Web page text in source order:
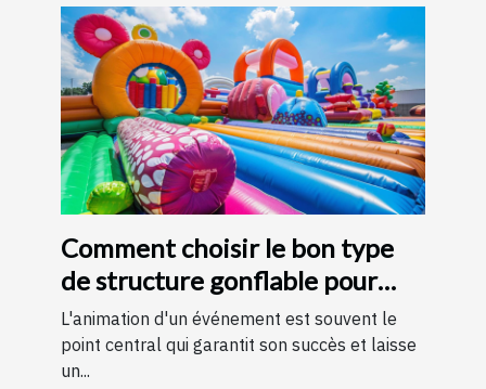
Comment choisir le bon type
de structure gonflable pour
votre événement
L'animation d'un événement est souvent le
point central qui garantit son succès et laisse
un...